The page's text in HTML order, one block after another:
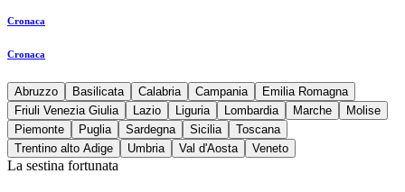
Cronaca
Cronaca
Abruzzo Basilicata Calabria Campania
Emilia Romagna
Friuli Venezia Giulia
Lazio Liguria Lombardia Marche
Molise
Piemonte
Puglia Sardegna Sicilia
Toscana
Trentino alto Adige
Umbria Val d'Aosta Veneto
La sestina fortunata